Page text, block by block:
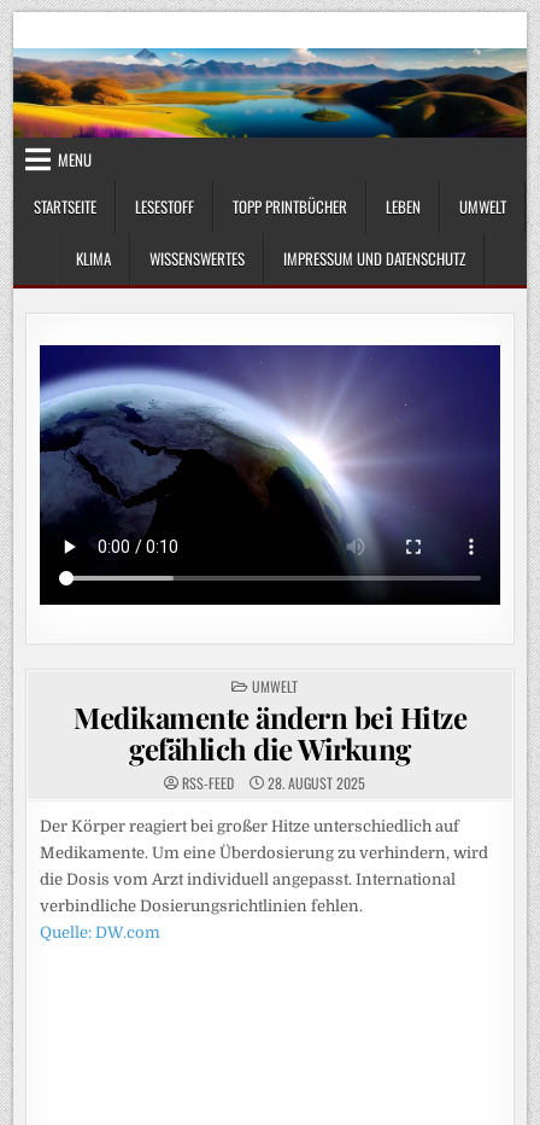
Skip
to
content
UmweltKlima.com
MENU
STARTSEITE
LESESTOFF TOPP PRINTBÜCHER LEBEN UMWELT
KLIMA WISSENSWERTES IMPRESSUM UND DATENSCHUTZ
POSTED
IN
UMWELT
Medikamente ändern bei Hitze
gefählich die Wirkung
RSS-FEED 28. AUGUST 2025
Der Körper reagiert bei großer Hitze unterschiedlich auf
Medikamente. Um eine Überdosierung zu verhindern, wird
die Dosis vom Arzt individuell angepasst. International
verbindliche Dosierungsrichtlinien fehlen.
Quelle: DW.com